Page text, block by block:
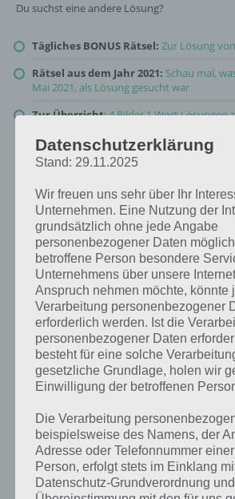
Du suchst eine andere Lösung?
Tägliches BONUS Rätsel: Zur Lösung
Rätsel aus dem Jahr 2021: Schau mal,
Mai 2021, als Lösung gesucht war
Zur Übersicht:4 Bilder 1 Wort Lösungen
Datenschutzerklärung
Stand: 29.11.2025
Wir freuen uns sehr über Ihr
Unternehmen. Eine Nutzung der
grundsätzlich ohne jede Angabe
personenbezogener Daten
betroffene Person besondere
Unternehmens über unsere
Anspruch nehmen möchte, könnte
Verarbeitung personenbezogener
erforderlich werden. Ist die
personenbezogener Daten
besteht für eine solche
gesetzliche Grundlage, holen wir
Einwilligung der betroffenen
Die Verarbeitung
beispielsweise des Namens, der
Adresse oder Telefonnummer
Person, erfolgt stets im Einklang
Datenschutz-Grundverordnung